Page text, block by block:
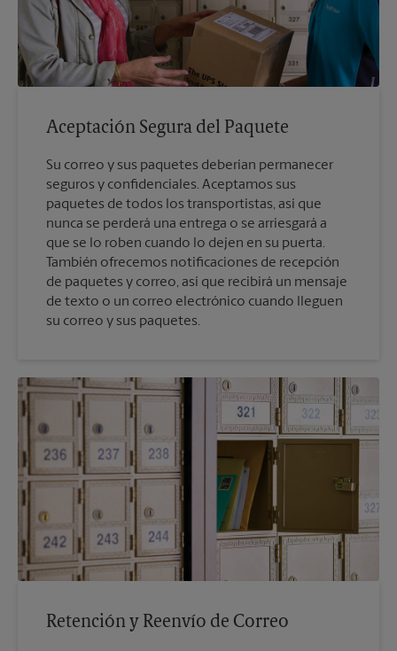
Aceptación Segura del Paquete
Su correo y sus paquetes deberían permanecer
seguros y confidenciales. Aceptamos sus
paquetes de todos los transportistas, así que
nunca se perderá una entrega o se arriesgará a
que se lo roben cuando lo dejen en su puerta.
También ofrecemos notificaciones de recepción
de paquetes y correo, así que recibirá un mensaje
de texto o un correo electrónico cuando lleguen
su correo y sus paquetes.
Retención y Reenvío de Correo